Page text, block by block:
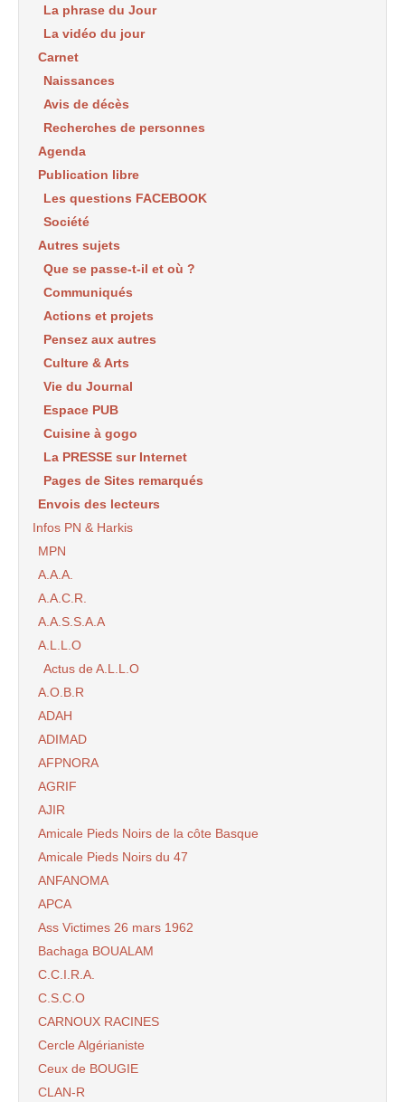
La phrase du Jour
La vidéo du jour
Carnet
Naissances
Avis de décès
Recherches de personnes
Agenda
Publication libre
Les questions FACEBOOK
Société
Autres sujets
Que se passe-t-il et où ?
Communiqués
Actions et projets
Pensez aux autres
Culture & Arts
Vie du Journal
Espace PUB
Cuisine à gogo
La PRESSE sur Internet
Pages de Sites remarqués
Envois des lecteurs
Infos PN & Harkis
MPN
A.A.A.
A.A.C.R.
A.A.S.S.A.A
A.L.L.O
Actus de A.L.L.O
A.O.B.R
ADAH
ADIMAD
AFPNORA
AGRIF
AJIR
Amicale Pieds Noirs de la côte Basque
Amicale Pieds Noirs du 47
ANFANOMA
APCA
Ass Victimes 26 mars 1962
Bachaga BOUALAM
C.C.I.R.A.
C.S.C.O
CARNOUX RACINES
Cercle Algérianiste
Ceux de BOUGIE
CLAN-R